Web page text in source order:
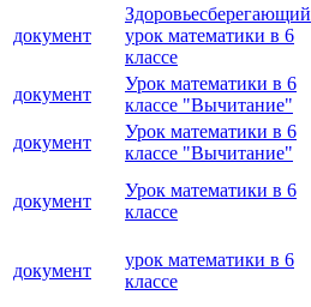
документ
Здоровьесберегающий
урок математики в 6
классе
документ
Урок математики в 6
классе "Вычитание"
документ
Урок математики в 6
классе "Вычитание"
документ
Урок математики в 6
классе
документ
урок математики в 6
классе